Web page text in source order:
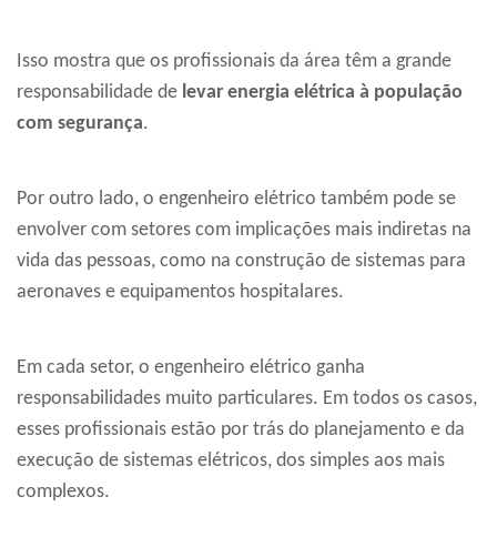
Isso mostra que os profissionais da área têm a grande
responsabilidade de levar energia elétrica à população
com segurança.
Por outro lado, o engenheiro elétrico também pode se
envolver com setores com implicações mais indiretas na
vida das pessoas, como na construção de sistemas para
aeronaves e equipamentos hospitalares.
Em cada setor, o engenheiro elétrico ganha
responsabilidades muito particulares. Em todos os casos,
esses profissionais estão por trás do planejamento e da
execução de sistemas elétricos, dos simples aos mais
complexos.